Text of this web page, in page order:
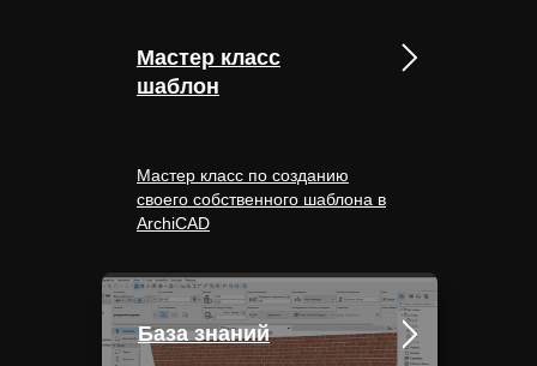
Мастер класс
шаблон
База знаний
Мастер класс по созданию
своего собственного шаблона в
ArchiCAD